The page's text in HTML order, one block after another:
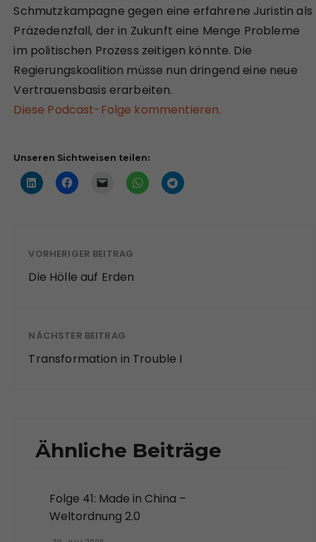
Schmutzkampagne gegen eine erfahrene Juristin als
Präzedenzfall, der in Zukunft eine Menge Probleme
im politischen Prozess zeitigen könnte. Die
Regierungskoalition müsse nun dringend eine neue
Vertrauensbasis erarbeiten.
Diese Podcast-Folge kommentieren.
Unseren Sichtweisen teilen:
VORHERIGER BEITRAG
Die Hölle auf Erden
NÄCHSTER BEITRAG
Transformation in Trouble I
Ähnliche Beiträge
Folge 41: Made in China –
Weltordnung 2.0